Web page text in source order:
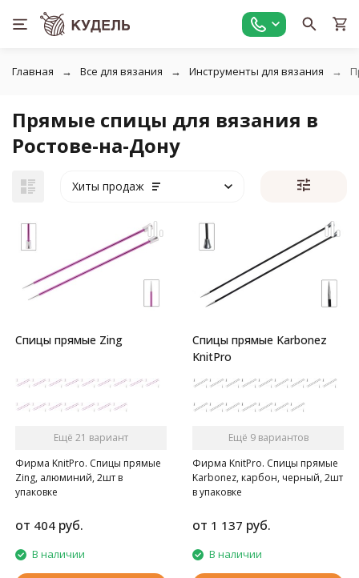
Главная Все для вязания Инструменты для вязания
Прямые спицы для вязания в
Ростове-на-Дону
Хиты продаж
Спицы прямые Zing
Ещё 21 вариант
Фирма KnitPro. Спицы прямые
Zing, алюминий, 2шт в
упаковке
от 404 руб.
В наличии
Спицы прямые Karbonez
KnitPro
Ещё 9 вариантов
Фирма KnitPro. Спицы прямые
Karbonez, карбон, черный, 2шт
в упаковке
от 1 137 руб.
В наличии